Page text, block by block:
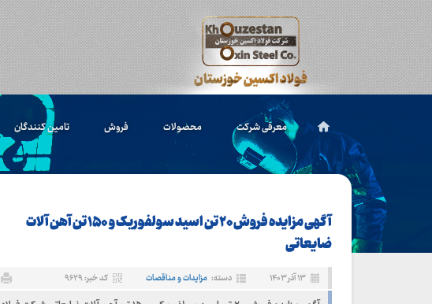
معرفی شرکت محصولات فروش تامین کنندگان
آگهی مزایده فروش ۲۰ تن اسید سولفوریک و ۱۵۰ تن آهن آلات
ضایعاتی
۱۳ آذر ۱۴۰۳ دسته: مزایدات و مناقصات کد خبر: ۹۶۲۹